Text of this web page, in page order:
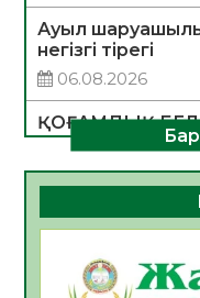
Ауыл
негізгі тірегі
06.08.2026
ҚОҒАМДЫҚ
ДАМУЫНЫҢ
06.08.2026
ҚҰРЫЛТАЙ
06.08.2026